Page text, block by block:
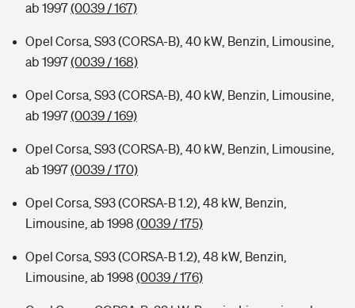
ab 1997(0039 / 167)
Opel Corsa, S93 (CORSA-B), 40 kW, Benzin, Limousine,
ab 1997(0039 / 168)
Opel Corsa, S93 (CORSA-B), 40 kW, Benzin, Limousine,
ab 1997(0039 / 169)
Opel Corsa, S93 (CORSA-B), 40 kW, Benzin, Limousine,
ab 1997(0039 / 170)
Opel Corsa, S93 (CORSA-B 1.2), 48 kW, Benzin,
Limousine, ab 1998 (0039 / 175)
Opel Corsa, S93 (CORSA-B 1.2), 48 kW, Benzin,
Limousine, ab 1998 (0039 / 176)